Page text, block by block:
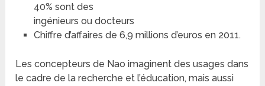
40% sont des
ingénieurs ou docteurs
Chiffre d’affaires de 6,9 millions d’euros en 2011.
Les concepteurs de Nao imaginent des usages dans
le cadre de la recherche et l’éducation, mais aussi